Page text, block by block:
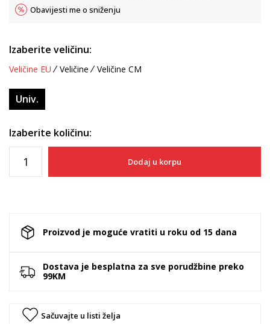
Obavijesti me o sniženju
Izaberite veličinu:
Veličine EU Veličine Veličine CM
Univ.
Izaberite količinu:
Dodaj u korpu
Proizvod je moguće vratiti u roku od 15 dana
Dostava je besplatna za sve porudžbine preko
99KM
Sačuvajte u listi želja